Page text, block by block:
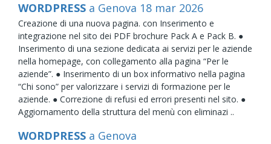
WORDPRESS a Genova 18 mar 2026
Creazione di una nuova pagina. con Inserimento e
integrazione nel sito dei PDF brochure Pack A e Pack B. ●
Inserimento di una sezione dedicata ai servizi per le aziende
nella homepage, con collegamento alla pagina “Per le
aziende”. ● Inserimento di un box informativo nella pagina
“Chi sono” per valorizzare i servizi di formazione per le
aziende. ● Correzione di refusi ed errori presenti nel sito. ●
Aggiornamento della struttura del menù con eliminazi ..
WORDPRESS a Genova